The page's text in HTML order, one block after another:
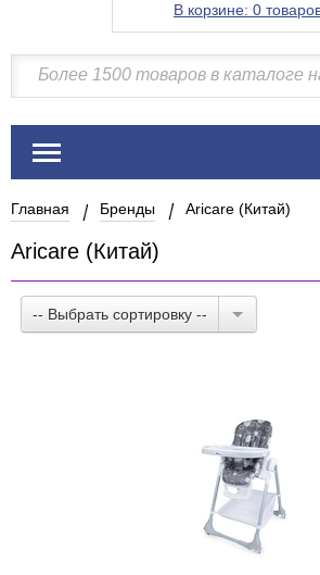
В корзине: 0
Главная Бренды Aricare (Китай)
Aricare (Китай)
-- Выбрать сортировку --